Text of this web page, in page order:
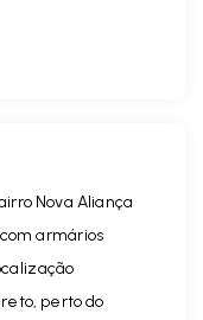
Nova Aliança
armários
perto do